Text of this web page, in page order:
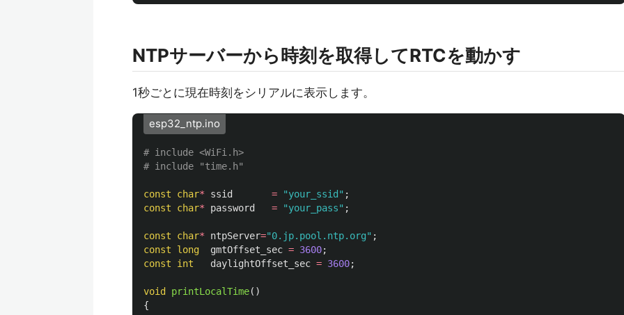
NTPサーバーから時刻を取得してRTCを動かす
1秒ごとに現在時刻をシリアルに表示します。
esp32_ntp.ino
# include <WiFi.h>
const char* ssid = "your_ssid" ;
const
char* password = "your_pass" ;
const char* ntpServer="0.jp.pool.ntp.org" ;
const
long gmtOffset_sec = 3600;
const
int daylightOffset_sec = 3600;
void printLocalTime()
{